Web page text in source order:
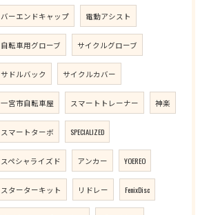
バーエンドキャップ 電動アシスト
自転車用グローブ サイクルグローブ
サドルバック サイクルカバー
一宮市自転車屋 スマートトレーナー 神楽
スマートターボ SPECIALIZED
スペシャライズド アンカー YOEREO
スターターキット リドレー FenixDisc